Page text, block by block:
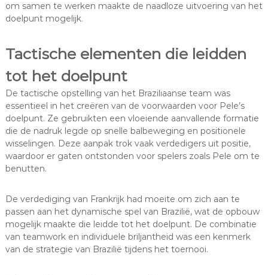
om samen te werken maakte de naadloze uitvoering van het
doelpunt mogelijk.
Tactische elementen die leidden
tot het doelpunt
De tactische opstelling van het Braziliaanse team was
essentieel in het creëren van de voorwaarden voor Pele’s
doelpunt. Ze gebruikten een vloeiende aanvallende formatie
die de nadruk legde op snelle balbeweging en positionele
wisselingen. Deze aanpak trok vaak verdedigers uit positie,
waardoor er gaten ontstonden voor spelers zoals Pele om te
benutten.
De verdediging van Frankrijk had moeite om zich aan te
passen aan het dynamische spel van Brazilië, wat de opbouw
mogelijk maakte die leidde tot het doelpunt. De combinatie
van teamwork en individuele briljantheid was een kenmerk
van de strategie van Brazilië tijdens het toernooi.